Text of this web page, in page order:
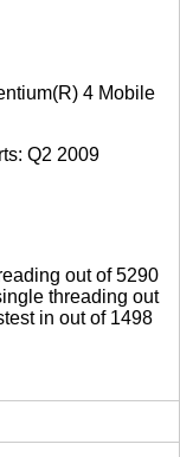
4 Mobile
Q2 2009
out of 5290
threading out
in out of 1498